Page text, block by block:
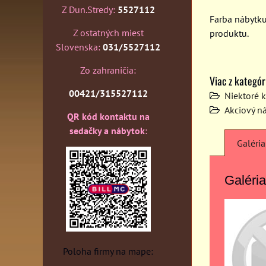
Farba
produktu.
Viac z
Niektoré
Akciový
Galéria
Galéria
Z Dun.Stredy: 5527112
Z ostatných miest
Slovenska: 031/5527112
Zo zahraničia:
00421/315527112
QR kód kontaktu na
sedačky a nábytok:
Poloha firmy na mape: